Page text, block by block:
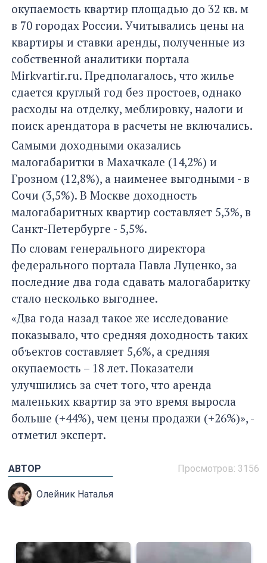
окупаемость квартир площадью до 32 кв. м
в 70 городах России. Учитывались цены на
квартиры и ставки аренды, полученные из
собственной аналитики портала
Mirkvartir.ru. Предполагалось, что жилье
сдается круглый год без простоев, однако
расходы на отделку, меблировку, налоги и
поиск арендатора в расчеты не включались.
Самыми доходными оказались
малогабаритки в Махачкале (14,2%) и
Грозном (12,8%), а наименее выгодными - в
Сочи (3,5%). В Москве доходность
малогабаритных квартир составляет 5,3%, в
Санкт-Петербурге - 5,5%.
По словам генерального директора
федерального портала Павла Луценко, за
последние два года сдавать малогабаритку
стало несколько выгоднее.
«Два года назад такое же исследование
показывало, что средняя доходность таких
объектов составляет 5,6%, а средняя
окупаемость – 18 лет. Показатели
улучшились за счет того, что аренда
маленьких квартир за это время выросла
больше (+44%), чем цены продажи (+26%)», -
отметил эксперт.
Просмотров: 3156
АВТОР
Олейник Наталья